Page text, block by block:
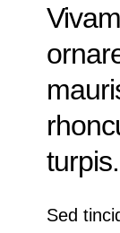
turpis.
Sed